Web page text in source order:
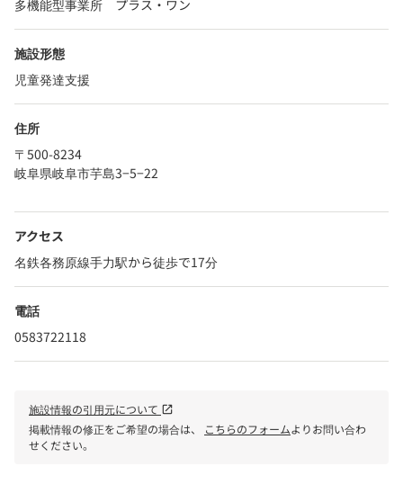
多機能型事業所 プラス・ワン
施設形態
児童発達支援
住所
〒500-8234
岐阜県岐阜市芋島3−5−22
アクセス
名鉄各務原線手力駅から徒歩で17分
電話
0583722118
施設情報の引用元について open_in_new
掲載情報の修正をご希望の場合は、 こちらのフォームよりお問い合わ
せください。